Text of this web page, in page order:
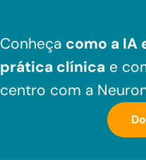
Conheça como a IA
prática clínica e
centro com a